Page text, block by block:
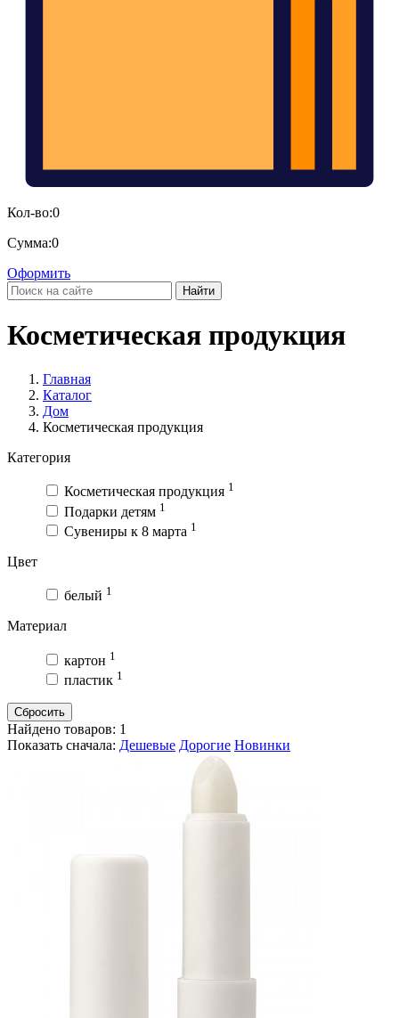
Кол-во:0
Сумма:0
Оформить
Найти
Косметическая продукция
Главная
Каталог
Дом
Косметическая продукция
Категория
Косметическая продукция 1
Подарки детям 1
Сувениры к 8 марта 1
Цвет
белый 1
Материал
картон 1
пластик 1
Сбросить
Найдено товаров: 1
Показать сначала: Дешевые Дорогие Новинки